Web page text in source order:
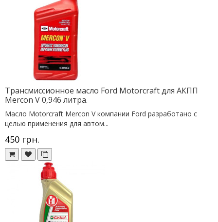
Трансмиссионное масло Ford Motorcraft для АКПП
Mercon V 0,946 литра.
Масло Motorcraft Mercon V компании Ford разработано с
целью применения для автом...
450 грн.